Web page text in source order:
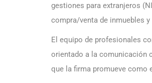
gestiones para extranjeros
compra/venta de inmuebles
El equipo de profesionales
orientado a la comunicación
que la firma promueve como